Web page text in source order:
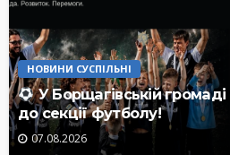
НОВИНИ СУСПІЛЬНІ
У Борщагівській громаді
до секції футболу!
07.08.2026